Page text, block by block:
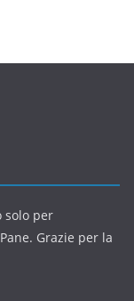
solo per
Grazie per la